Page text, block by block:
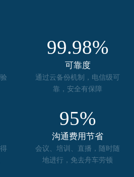
99.98%
可靠度
通过云备份机制，电信级可
靠，安全有保障
95%
沟通费用节省
会议、培训、直播，随时随
地进行，免去舟车劳顿